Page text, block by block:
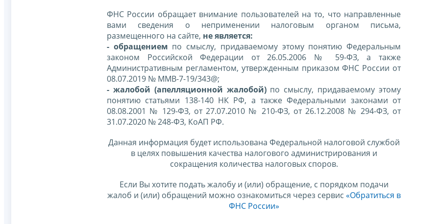
ФНС России обращает внимание пользователей на то, что направленные
вами сведения о неприменении налоговым органом письма,
размещенного на сайте, не является:
- обращением по смыслу, придаваемому этому понятию Федеральным
законом Российской Федерации от 26.05.2006 № 59-ФЗ, а также
Административным регламентом, утвержденным приказом ФНС России от
08.07.2019 № ММВ-7-19/343@;
- жалобой (апелляционной жалобой)по смыслу, придаваемому этому
понятию статьями 138-140 НК РФ, а также Федеральными законами от
08.08.2001 № 129-ФЗ, от 27.07.2010 № 210-ФЗ, от 26.12.2008 № 294-ФЗ, от
31.07.2020 № 248-ФЗ, КоАП РФ.
Данная информация будет использована Федеральной налоговой службой
в целях повышения качества налогового администрирования и
сокращения количества налоговых споров.
Если Вы хотите подать жалобу и (или) обращение, с порядком подачи
жалоб и (или) обращений можно ознакомиться через сервис «Обратиться в
ФНС России»